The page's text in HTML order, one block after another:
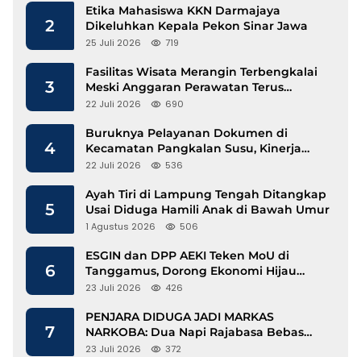
2
Etika Mahasiswa KKN Darmajaya
Dikeluhkan Kepala Pekon Sinar Jawa
25 Juli 2026 719
3
Fasilitas Wisata Merangin Terbengkalai
Meski Anggaran Perawatan Terus
Mengalir
22 Juli 2026 690
4
Buruknya Pelayanan Dokumen di
Kecamatan Pangkalan Susu, Kinerja
Disdukcapil Langkat Disorot
22 Juli 2026 536
5
Ayah Tiri di Lampung Tengah Ditangkap
Usai Diduga Hamili Anak di Bawah Umur
1 Agustus 2026 506
6
ESGIN dan DPP AEKI Teken MoU di
Tanggamus, Dorong Ekonomi Hijau
Berbasis Kopi dan Perdagangan Karbon
23 Juli 2026 426
7
PENJARA DIDUGA JADI MARKAS
NARKOBA: Dua Napi Rajabasa Bebas
Gunakan HP, Muncul Dugaan
23 Juli 2026 372